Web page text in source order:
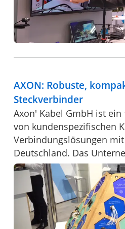
AXON: Robuste,
Steckverbinder
Axon' Kabel GmbH ist
von kundenspezifischen
Verbindungslösungen
Deutschland. Das